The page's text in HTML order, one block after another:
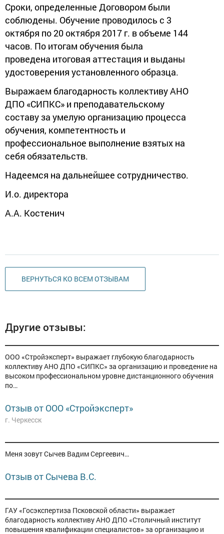
Сроки, определенные Договором были
соблюдены. Обучение проводилось с 3
октября по 20 октября 2017 г. в объеме 144
часов. По итогам обучения была
проведена итоговая аттестация и выданы
удостоверения установленного образца.
Выражаем благодарность коллективу АНО
ДПО «СИПКС» и преподавательскому
составу за умелую организацию процесса
обучения, компетентность и
профессиональное выполнение взятых на
себя обязательств.
Надеемся на дальнейшее сотрудничество.
И.о. директора
А.А. Костенич
ВЕРНУТЬСЯ КО ВСЕМ ОТЗЫВАМ
Другие отзывы:
ООО «Стройэксперт» выражает глубокую благодарность
коллективу АНО ДПО «СИПКС» за организацию и проведение на
высоком профессиональном уровне дистанционного обучения
по…
Отзыв от ООО «Стройэксперт»
г. Черкесск
Меня зовут Сычев Вадим Сергеевич…
Отзыв от Сычева В.С.
ГАУ «Госэкспертиза Псковской области» выражает
благодарность коллективу АНО ДПО «Столичный институт
повышения квалификации специалистов» за организацию и